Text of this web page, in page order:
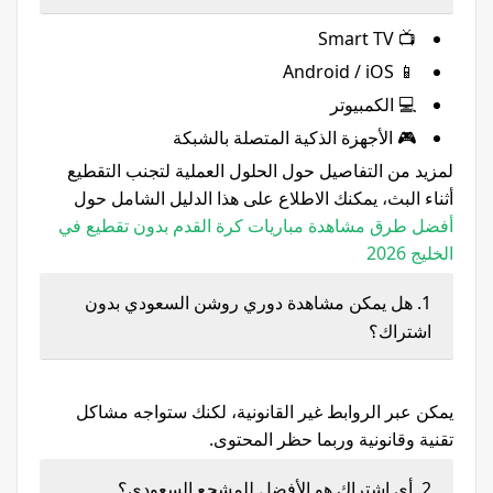
📺 Smart TV
📱 Android / iOS
💻 الكمبيوتر
🎮 الأجهزة الذكية المتصلة بالشبكة
لمزيد من التفاصيل حول الحلول العملية لتجنب التقطيع
أثناء البث، يمكنك الاطلاع على هذا الدليل الشامل حول
أفضل طرق مشاهدة مباريات كرة القدم بدون تقطيع في
الخليج 2026
1. هل يمكن مشاهدة دوري روشن السعودي بدون
اشتراك؟
يمكن عبر الروابط غير القانونية، لكنك ستواجه مشاكل
تقنية وقانونية وربما حظر المحتوى.